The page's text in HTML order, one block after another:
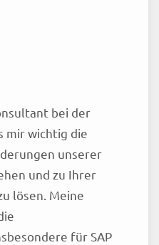
bei der
mir wichtig die
unserer
und zu Ihrer
lösen. Meine
für SAP